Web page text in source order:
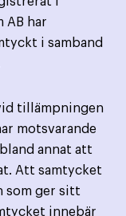
AB har
i samband
tillämpningen
motsvarande
annat att
Att samtycket
som ger sitt
innebär